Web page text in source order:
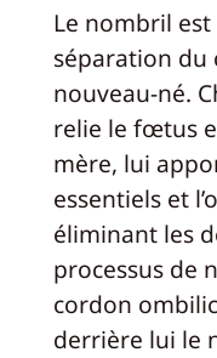
Le nombril est
séparation du
nouveau-né.
relie le fœtus
mère, lui
essentiels et
éliminant les
processus de
cordon
derrière lui le